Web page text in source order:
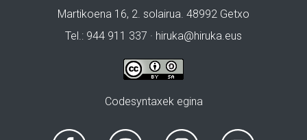
Martikoena 16, 2. solairua. 48992 Getxo
Tel.: 944 911 337 · hiruka@hiruka.eus
Codesyntaxek egina